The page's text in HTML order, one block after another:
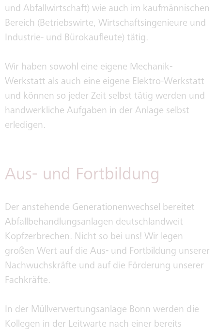
und Abfallwirtschaft) wie auch im kaufmännischen
Bereich (Betriebswirte, Wirtschaftsingenieure und
Industrie- und Bürokaufleute) tätig.
Wir haben sowohl eine eigene Mechanik-
Werkstatt als auch eine eigene Elektro-Werkstatt
und können so jeder Zeit selbst tätig werden und
handwerkliche Aufgaben in der Anlage selbst
erledigen.
Aus- und Fortbildung
Der anstehende Generationenwechsel bereitet
Abfallbehandlungsanlagen deutschlandweit
Kopfzerbrechen. Nicht so bei uns! Wir legen
großen Wert auf die Aus- und Fortbildung unserer
Nachwuchskräfte und auf die Förderung unserer
Fachkräfte.
In der Müllverwertungsanlage Bonn werden die
Kollegen in der Leitwarte nach einer bereits